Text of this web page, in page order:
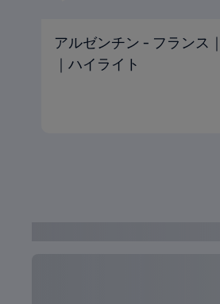
アルゼンチン - フランス
｜ハイライト